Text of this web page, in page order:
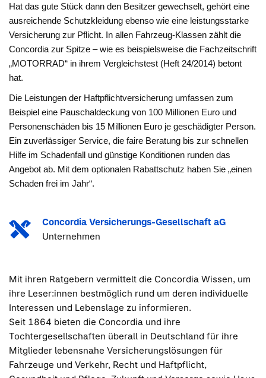
Hat das gute Stück dann den Besitzer gewechselt, gehört eine
ausreichende Schutzkleidung ebenso wie eine leistungsstarke
Versicherung zur Pflicht. In allen Fahrzeug-Klassen zählt die
Concordia zur Spitze – wie es beispielsweise die Fachzeitschrift
„MOTORRAD“ in ihrem Vergleichstest (Heft 24/2014) betont
hat.
Die Leistungen der Haftpflichtversicherung umfassen zum
Beispiel eine Pauschaldeckung von 100 Millionen Euro und
Personenschäden bis 15 Millionen Euro je geschädigter Person.
Ein zuverlässiger Service, die faire Beratung bis zur schnellen
Hilfe im Schadenfall und günstige Konditionen runden das
Angebot ab. Mit dem optionalen Rabattschutz haben Sie „einen
Schaden frei im Jahr“.
Concordia Versicherungs-Gesellschaft aG
Unternehmen
Mit ihren Ratgebern vermittelt die Concordia Wissen, um
ihre Leser:innen bestmöglich rund um deren individuelle
Interessen und Lebenslage zu informieren.
Seit 1864 bieten die Concordia und ihre
Tochtergesellschaften überall in Deutschland für ihre
Mitglieder lebensnahe Versicherungslösungen für
Fahrzeuge und Verkehr, Recht und Haftpflicht,